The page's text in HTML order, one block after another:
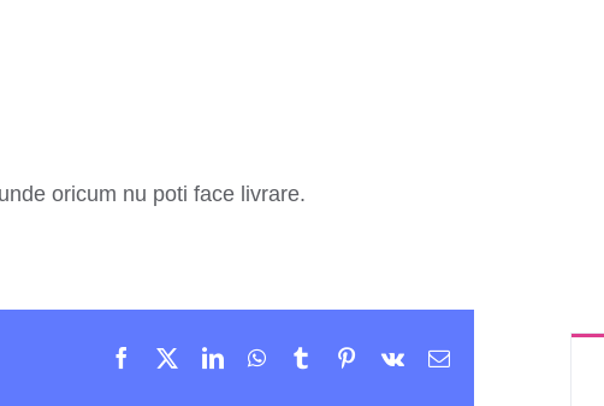
oricum nu poti face livrare.
Facebook LinkedInWhatsApp
TumblrPinterest
Vk Email